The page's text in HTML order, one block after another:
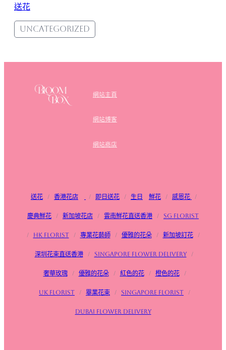
送花
Uncategorized
網站主頁
網站博客
網站商店
送花 / 香港花店 / 即日送花 / 生日 鮮花 / 感恩花 /
慶典鮮花 / 新加坡花店 / 雲南鮮花直送香港 / SG FLorist
/ HK Florist / 專業花藝師 / 優雅的花朵 / 新加坡訂花 /
深圳花束直送香港 / Singapore flower delivery /
奢華玫瑰 / 優雅的花朵 / 紅色的花 / 橙色的花 /
UK Florist / 畢業花束 / Singapore Florist /
Dubai Flower Delivery